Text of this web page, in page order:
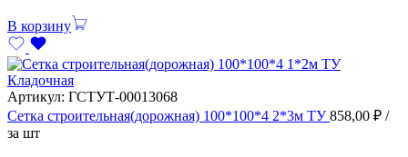
В корзину
Кладочная
Артикул: ГСТУТ-00013068
Сетка строительная(дорожная) 100*100*4 2*3м ТУ858,00 ₽ /
за шт